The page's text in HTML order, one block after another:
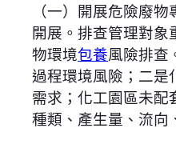
（一）開展危險廢
開展。排查管理對
物環境包養風險排查
過程環境風險；二是
需求；化工園區未
種類、產生量、流向